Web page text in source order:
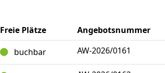
Freie Plätze
Angebotsnummer
buchbar AW-2026/0161